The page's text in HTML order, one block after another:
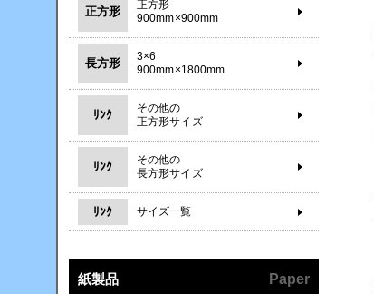
正方形
正方形
900mm×900mm
長方形
3×6
900mm×1800mm
ﾘﾝｸ
その他の
正方形サイズ
ﾘﾝｸ
その他の
長方形サイズ
ﾘﾝｸ サイズ一覧
紙製品 Paper